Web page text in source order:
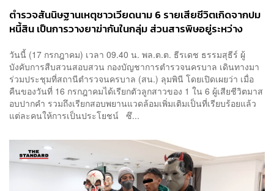
ตำรวจสันนิษฐานเหตุชาวเวียดนาม 6 รายเสียชีวิตเกิดจากปม
หนี้สิน เป็นการวางยาฆ่ากันในกลุ่ม ส่วนสารพิษอยู่ระหว่าง
วันนี้ (17 กรกฎาคม) เวลา 09.40 น. พล.ต.ต. ธีรเดช ธรรมสุธีร์ ผู้
บังคับการสืบสวนสอบสวน กองบัญชาการตำรวจนครบาล เดินทางมา
ร่วมประชุมที่สถานีตำรวจนครบาล (สน.) ลุมพินี โดยเปิดเผยว่า เมื่อ
คืนของวันที่ 16 กรกฎาคมได้เรียกตัวลูกสาวของ 1 ใน 6 ผู้เสียชีวิตมาส
อบปากคำ รวมถึงเรียกสอบพยานแวดล้อมเพิ่มเติมเป็นที่เรียบร้อยแล้ว
แต่ละคนให้การเป็นประโยชน์ ซึ...